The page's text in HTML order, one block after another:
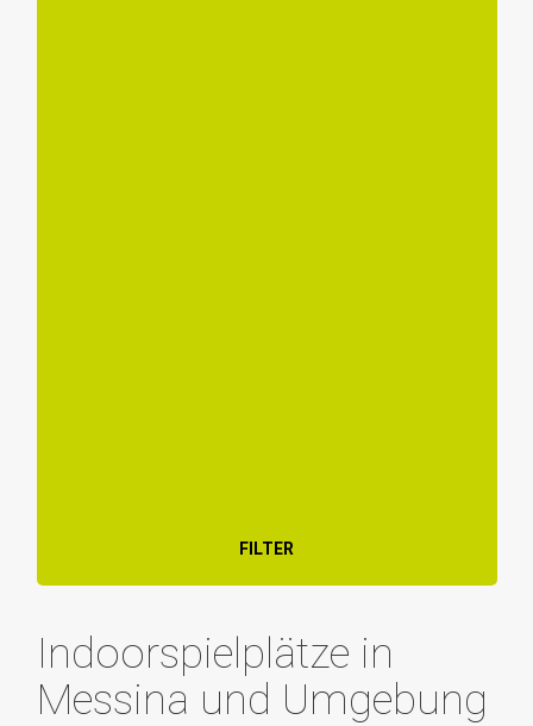
FILTER
Indoorspielplätze in
Messina und Umgebung